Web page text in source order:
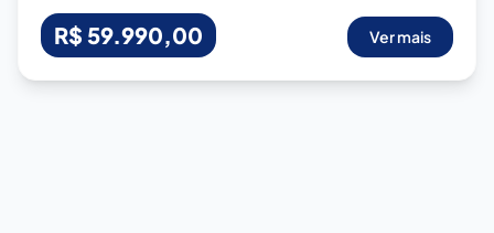
R$ 59.990,00 Ver mais